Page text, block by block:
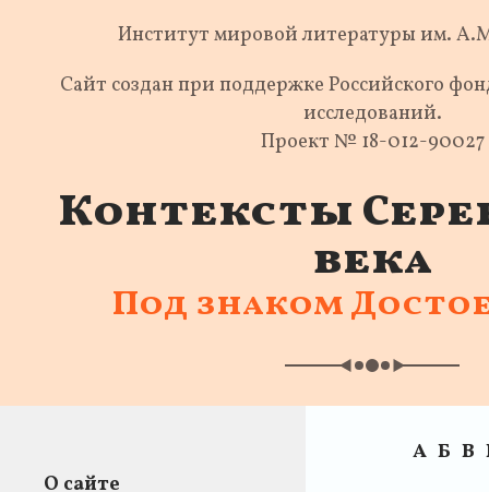
Институт мировой литературы им.
Сайт создан при поддержке Российского
исследований.
Проект № 18-012-90027
Контексты
века
Под знаком
О сайте
А Б В